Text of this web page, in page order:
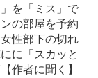
」を「ミス」で
の部屋を予約
性部下の切れ
に「スカッと
作者に聞く】